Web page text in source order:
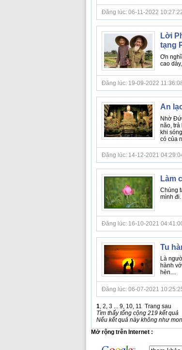
Đăng lúc: 06-11-2022
Lời
tạng
Ơn
cao
Đăng lúc: 19-09-2022
An
Nhờ
não, trả
khi
có của
Đăng lúc: 14-12-2021
Làm
Chúng
mình đi.
Đăng lúc: 16-10-2021
Tu
Là
hành
hèn....
Đăng lúc: 06-07-2021
1 2 3 9 10 11
Trang sau
Tìm thấy tổng cộng 219 kết quả
Nếu kết quả này không như
Mở rộng trên Internet :